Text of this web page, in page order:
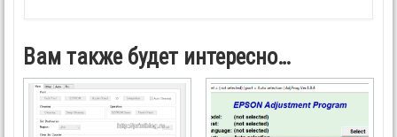
Вам также будет интересно…